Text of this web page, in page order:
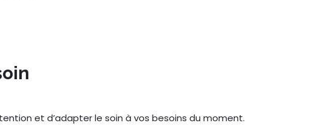
et d’adapter le soin à vos besoins du moment.